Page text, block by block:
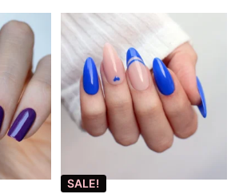
SALE!